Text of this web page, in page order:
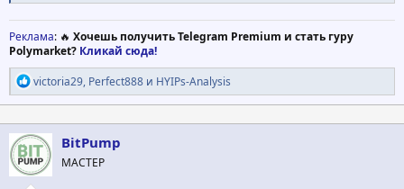
Реклама: 🔥 Хочешь получить Telegram Premium и стать гуру
Polymarket? Кликай сюда!
Р
е
а
к
ц
и
и
:
victoria29, Perfect888 и HYIPs-Analysis
BitPump
МАСТЕР